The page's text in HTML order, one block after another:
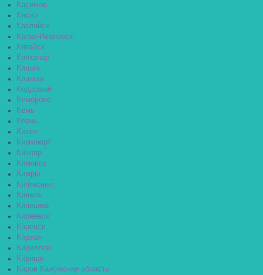
Касимов
Касли
Каспийск
Катав-Ивановск
Катайск
Качканар
Кашин
Кашира
Кедровый
Кемерово
Кемь
Керчь
Кизел
Кизилюрт
Кизляр
Кимовск
Кимры
Кингисепп
Кинель
Кинешма
Киреевск
Киренск
Киржач
Кириллов
Кириши
Киров Калужская область